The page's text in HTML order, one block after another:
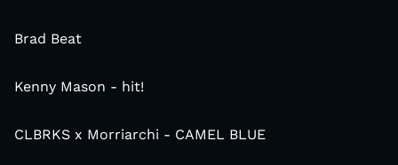
Brad Beat
Kenny Mason - hit!
CLBRKS x Morriarchi - CAMEL BLUE